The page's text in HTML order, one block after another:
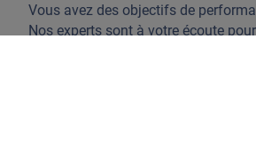
Vous avez des objectifs de
Nos experts sont à votre écoute